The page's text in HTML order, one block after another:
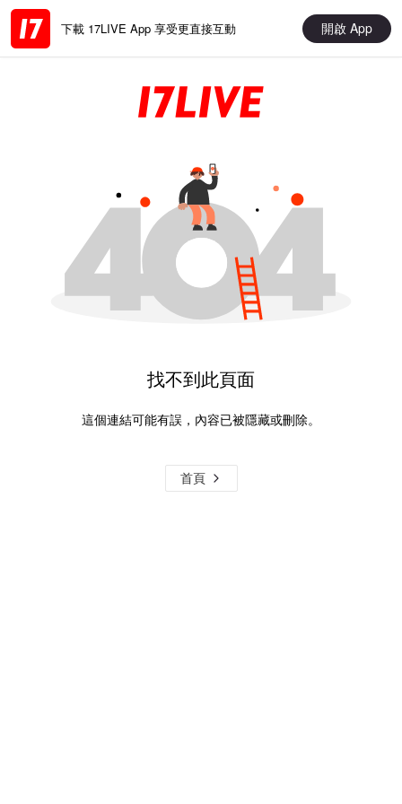
下載 17LIVE App 享受更直接互動 開啟 App
找不到此頁面
這個連結可能有誤，內容已被隱藏或刪除。
首頁